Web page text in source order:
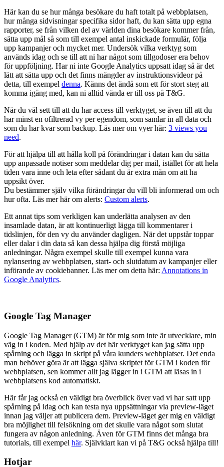
Här kan du se hur många besökare du haft totalt på webbplatsen,
hur många sidvisningar specifika sidor haft, du kan sätta upp egna
rapporter, se från vilken del av världen dina besökare kommer från,
sätta upp mål så som till exempel antal inskickade formulär, följa
upp kampanjer och mycket mer. Undersök vilka verktyg som
används idag och se till att ni har något som tillgodoser era behov
för uppföljning. Har ni inte Google Analytics uppsatt idag så är det
lätt att sätta upp och det finns mängder av instruktionsvideor på
detta, till exempel denna. Känns det ändå som ett för stort steg att
komma igång med, kan ni alltid vända er till oss på T&G.
När du väl sett till att du har access till verktyget, se även till att du
har minst en ofiltrerad vy per egendom, som samlar in all data och
som du har kvar som backup. Läs mer om vyer här: 3 views you
need.
För att hjälpa till att hålla koll på förändringar i datan kan du sätta
upp anpassade notiser som meddelar dig per mail, istället för att hela
tiden vara inne och leta efter sådant du är extra mån om att ha
uppsikt över.
Du bestämmer själv vilka förändringar du vill bli informerad om och
hur ofta. Läs mer här om alerts: Custom alerts.
Ett annat tips som verkligen kan underlätta analysen av den
insamlade datan, är att kontinuerligt lägga till kommentarer i
tidslinjen, för den vy du använder dagligen. När det uppstår toppar
eller dalar i din data så kan dessa hjälpa dig förstå möjliga
anledningar. Några exempel skulle till exempel kunna vara
nylansering av webbplatsen, start- och slutdatum av kampanjer eller
införande av cookiebanner. Läs mer om detta här: Annotations in
Google Analytics.
Google Tag Manager
Google Tag Manager (GTM) är för mig som inte är utvecklare, min
väg in i koden. Med hjälp av det här verktyget kan jag sätta upp
spårning och lägga in skript på våra kunders webbplatser. Det enda
man behöver göra är att lägga själva skriptet för GTM i koden för
webbplatsen, sen kommer allt jag lägger in i GTM att läsas in i
webbplatsens kod automatiskt.
Här får jag också en väldigt bra överblick över vad vi har satt upp
spårning på idag och kan testa nya uppsättningar via preview-läget
innan jag väljer att publicera dem. Preview-läget ger mig en väldigt
bra möjlighet till felsökning om det skulle vara något som slutat
fungera av någon anledning. Även för GTM finns det många bra
tutorials, till exempel här. Självklart kan vi på T&G också hjälpa till!
Hotjar